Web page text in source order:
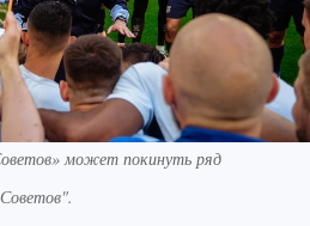
может покинуть ряд